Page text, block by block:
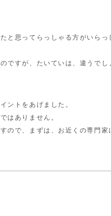
と思ってらっしゃる方がいらっ
ですが、たいていは、違うでし
ントをあげました。
はありません。
ので、まずは、お近くの専門家